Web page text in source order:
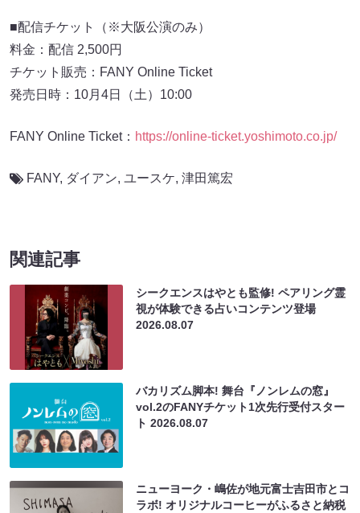
■配信チケット（※大阪公演のみ）
料金：配信 2,500円
チケット販売：FANY Online Ticket
発売日時：10月4日（土）10:00
FANY Online Ticket： https://online-ticket.yoshimoto.co.jp/
FANY, ダイアン, ユースケ, 津田篤宏
関連記事
シークエンスはやとも監修! ペアリング霊
視が体験できる占いコンテンツ登場
2026.08.07
バカリズム脚本! 舞台『ノンレムの窓』
vol.2のFANYチケット1次先行受付スター
ト2026.08.07
ニューヨーク・嶋佐が地元富士吉田市とコ
ラボ! オリジナルコーヒーがふるさと納税